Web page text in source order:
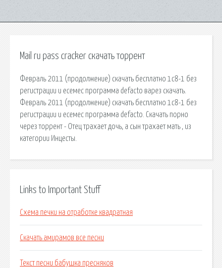
Mail ru pass cracker скачать торрент
Февраль 2011 (продолжение) скачать бесплатно 1с8-1 без
регистрации и есемес программа defacto варез скачать.
Февраль 2011 (продолжение) скачать бесплатно 1с8-1 без
регистрации и есемес программа defacto. Скачать порно
через торрент - Отец трахает дочь, а сын трахает мать , из
категории Инцесты.
Links to Important Stuff
Схема печки на отработке квадратная
Скачать амирамов все песни
Текст песни бабушка пресняков